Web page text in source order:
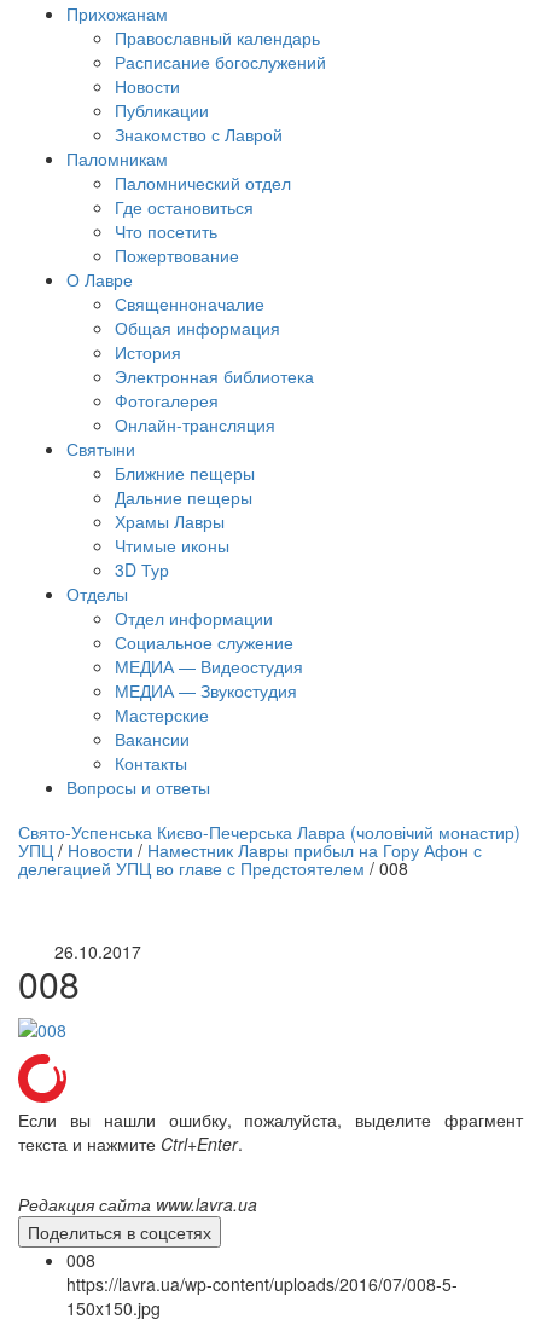
Прихожанам
Православный календарь
Расписание богослужений
Новости
Публикации
Знакомство с Лаврой
Паломникам
Паломнический отдел
Где остановиться
Что посетить
Пожертвование
О Лавре
Священноначалие
Общая информация
История
Электронная библиотека
Фотогалерея
Онлайн-трансляция
Святыни
Ближние пещеры
Дальние пещеры
Храмы Лавры
Чтимые иконы
3D Тур
Отделы
Отдел информации
Социальное служение
МЕДИА — Видеостудия
МЕДИА — Звукостудия
Мастерские
Вакансии
Контакты
Вопросы и ответы
трансляция | 12 сентября
трансляции
Свято-Успенська Києво-Печерська Лавра (чоловічий монастир)
УПЦ / Новости / Наместник Лавры прибыл на Гору Афон с
делегацией УПЦ во главе с Предстоятелем / 008
26.10.2017
008
Если вы нашли ошибку, пожалуйста, выделите фрагмент
текста и нажмите Ctrl+Enter.
Редакция сайта www.lavra.ua
Поделиться в соцсетях
008
https://lavra.ua/wp-content/uploads/2016/07/008-5-
150x150.jpg